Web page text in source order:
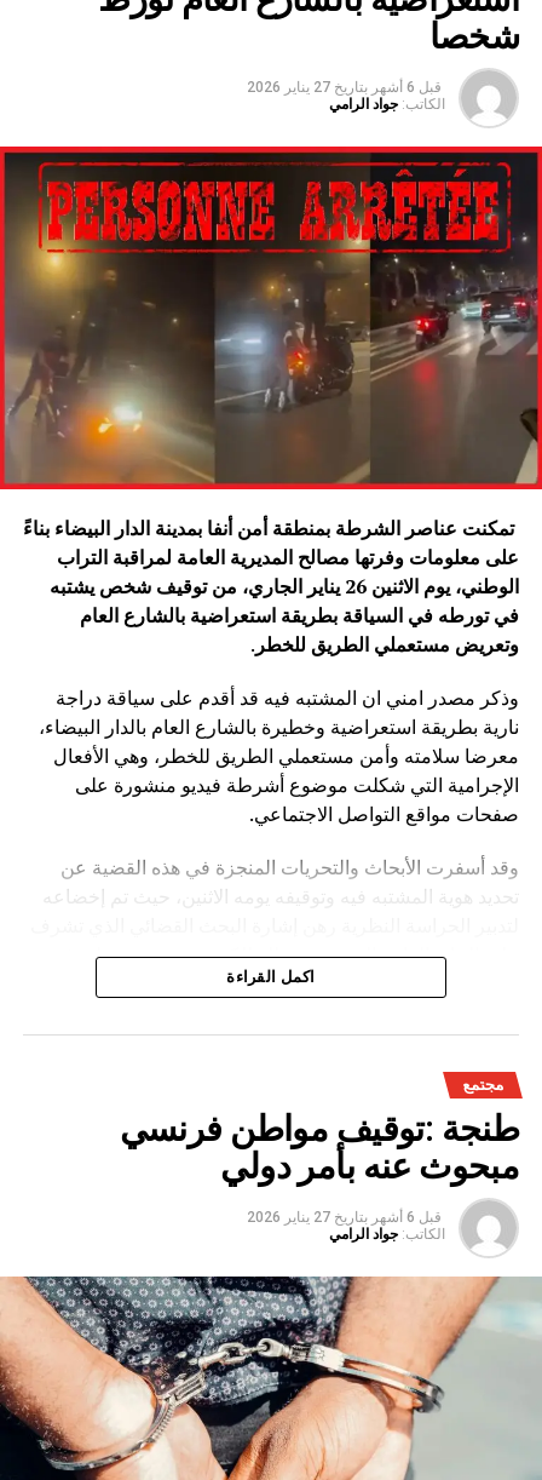
شخصا
قبل 6 أشهر بتاريخ 27 يناير 2026
الكاتب: جواد الرامي
تمكنت عناصر الشرطة بمنطقة أمن أنفا بمدينة الدار البيضاء بناءً
على معلومات وفرتها مصالح المديرية العامة لمراقبة التراب
الوطني، يوم الاثنين 26 يناير الجاري، من توقيف شخص يشتبه
في تورطه في السياقة بطريقة استعراضية بالشارع العام
وتعريض مستعملي الطريق للخطر .
وذكر مصدر امني ان المشتبه فيه قد أقدم على سياقة دراجة
نارية بطريقة استعراضية وخطيرة بالشارع العام بالدار البيضاء،
معرضا سلامته وأمن مستعملي الطريق للخطر، وهي الأفعال
الإجرامية التي شكلت موضوع أشرطة فيديو منشورة على
صفحات مواقع التواصل الاجتماعي.
وقد أسفرت الأبحاث والتحريات المنجزة في هذه القضية عن
تحديد هوية المشتبه فيه وتوقيفه يومه الاثنين، حيث تم إخضاعه
عليه النيابة العامة المختصة، وذلك للكشف عن جميع ظروف
وملابسات وخلفيات هذه القضية، وكذا تحديد كافة
اكمل القراءة
مجتمع
طنجة :توقيف مواطن فرنسي
مبحوث عنه بأمر دولي
قبل 6 أشهر بتاريخ 27 يناير 2026
الكاتب: جواد الرامي